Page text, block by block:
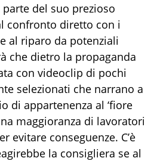
del suo prezioso
confronto diretto con i
al riparo da potenziali
che dietro la propaganda
con videoclip di pochi
selezionati che narrano a
di appartenenza al ‘fiore
maggioranza di lavoratori
evitare conseguenze. C’è
la consigliera se al